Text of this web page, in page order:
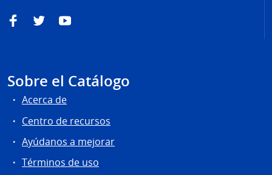
FacebookTwitterYouTube
Sobre el Catálogo
Acerca de
Centro de recursos
Ayúdanos a mejorar
Términos de uso